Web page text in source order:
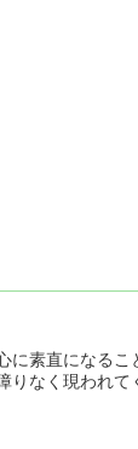
に素直になる
なく現われ